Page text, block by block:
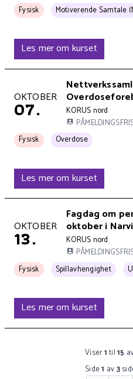
Kurset arrangeres
Fysisk Kurset har 1 tema
Motiverende Samtale
Les mer om kurset
Kursets
Kursets arrangør er
KORUS nord
Kurset
OKTOBER
07.
Kurset arrangeres
Fysisk Kurset har 1 tema
Overdose
Les mer om kurset
Kursets
Fagdag om
oktober i
Kursets arrangør er
KORUS nord
Kurset holdes
OKTOBER
13.
Kurset arrangeres
Fysisk Kurset har 2 tema
Spillavhengighet
Les mer om kurset
Viser1til15
Side1 av3